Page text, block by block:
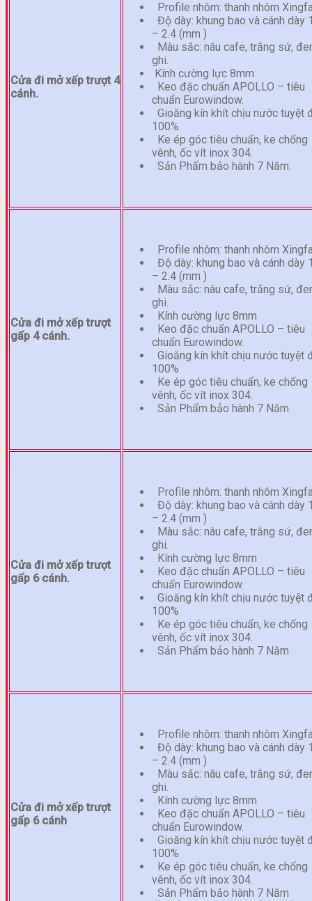
Cửa đi mở xếp trượt 4
cánh.
Profile nhôm: thanh nhôm
Độ dày: khung bao và cánh dày
– 2.4 (mm )
Màu sắc: nâu cafe, trắng sứ,
ghi.
Kính cường lực 8mm
Keo đặc chuẩn APOLLO – tiêu
chuẩn Eurowindow.
Gioăng kín khít chịu nước tuyệt
100%
Ke ép góc tiêu chuẩn, ke chống
vênh, ốc vít inox 304.
Sản Phẩm bảo hành 7 Năm.
Cửa đi mở xếp trượt
gấp 4 cánh.
Profile nhôm: thanh nhôm
Độ dày: khung bao và cánh dày
– 2.4 (mm )
Màu sắc: nâu cafe, trắng sứ,
ghi.
Kính cường lực 8mm
Keo đặc chuẩn APOLLO – tiêu
chuẩn Eurowindow.
Gioăng kín khít chịu nước tuyệt
100%
Ke ép góc tiêu chuẩn, ke chống
vênh, ốc vít inox 304.
Sản Phẩm bảo hành 7 Năm.
Cửa đi mở xếp trượt
gấp 6 cánh.
Profile nhôm: thanh nhôm
Độ dày: khung bao và cánh dày
– 2.4 (mm )
Màu sắc: nâu cafe, trắng sứ,
ghi.
Kính cường lực 8mm
Keo đặc chuẩn APOLLO – tiêu
chuẩn Eurowindow.
Gioăng kín khít chịu nước tuyệt
100%
Ke ép góc tiêu chuẩn, ke chống
vênh, ốc vít inox 304.
Sản Phẩm bảo hành 7 Năm
Cửa đi mở xếp trượt
gấp 6 cánh
Profile nhôm: thanh nhôm
Độ dày: khung bao và cánh dày
– 2.4 (mm )
Màu sắc: nâu cafe, trắng sứ,
ghi.
Kính cường lực 8mm
Keo đặc chuẩn APOLLO – tiêu
chuẩn Eurowindow.
Gioăng kín khít chịu nước tuyệt
100%
Ke ép góc tiêu chuẩn, ke chống
vênh, ốc vít inox 304.
Sản Phẩm bảo hành 7 Năm